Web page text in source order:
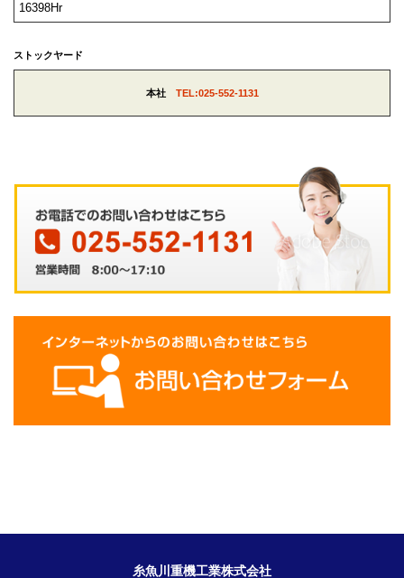
16398Hr
ストックヤード
本社 TEL:025-552-1131
糸魚川重機工業株式会社